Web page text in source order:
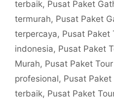
terbaik, Pusat Paket
termurah, Pusat Paket
terpercaya, Pusat Paket
indonesia, Pusat Paket
Murah, Pusat Paket
profesional, Pusat
terbaik, Pusat Paket